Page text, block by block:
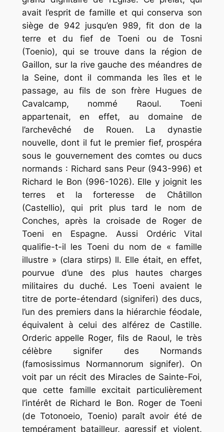
avait l’esprit de famille et qui conserva son
siège de 942 jusqu’en 989, fit don de la
terre et du fief de Toeni ou de Tosni
(Toenio), qui se trouve dans la région de
Gaillon, sur la rive gauche des méandres de
la Seine, dont il commanda les îles et le
passage, au fils de son frère Hugues de
Cavalcamp, nommé Raoul. Toeni
appartenait, en effet, au domaine de
l’archevêché de Rouen. La dynastie
nouvelle, dont il fut le premier fief, prospéra
sous le gouvernement des comtes ou ducs
normands : Richard sans Peur (943-996) et
Richard le Bon (996-1026). Elle y joignit les
terres et la forteresse de Châtillon
(Castellio), qui prit plus tard le nom de
Conches, après la croisade de Roger de
Toeni en Espagne. Aussi Ordéric Vital
qualifie-t-il les Toeni du nom de « famille
illustre » (clara stirps) ll. Elle était, en effet,
pourvue d’une des plus hautes charges
militaires du duché. Les Toeni avaient le
titre de porte-étendard (signiferi) des ducs,
l’un des premiers dans la hiérarchie féodale,
équivalent à celui des alférez de Castille.
Orderic appelle Roger, fils de Raoul, le très
célèbre signifer des Normands
(famosissimus Normannorum signifer). On
voit par un récit des Miracles de Sainte-Foi,
que cette famille excitait particulièrement
l’intérêt de Richard le Bon. Roger de Toeni
(de Totonoeio, Toenio) paraît avoir été de
tempérament batailleur, agressif et violent,